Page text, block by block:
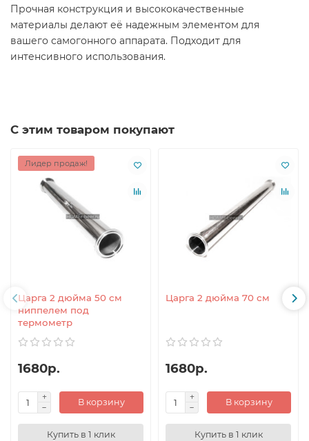
Прочная конструкция и высококачественные
материалы делают её надежным элементом для
вашего самогонного аппарата. Подходит для
интенсивного использования.
С этим товаром покупают
Лидер продаж!
Царга 2 дюйма 50 см
ниппелем под
термометр
1680р.
В корзину
Купить в 1 клик
Царга 2 дюйма 70 см
1680р.
В корзину
Купить в 1 клик